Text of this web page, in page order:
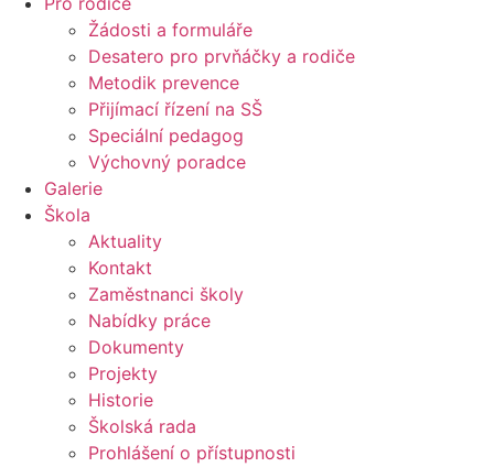
Žádosti a formuláře
Desatero pro prvňáčky a rodiče
Metodik prevence
Přijímací řízení na SŠ
Speciální pedagog
Výchovný poradce
Galerie
Škola
Aktuality
Kontakt
Zaměstnanci školy
Nabídky práce
Dokumenty
Projekty
Historie
Školská rada
Prohlášení o přístupnosti